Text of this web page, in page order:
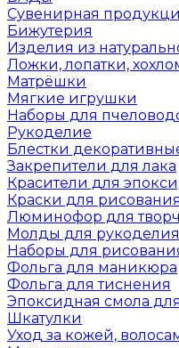
Сувенирная
Бижутерия
Изделия из
Ложки, лопатки,
Матрёшки
Мягкие игрушки
Наборы для
Рукоделие
Блестки
Закрепители для лака
Красители для
Краски для рисования
Люминофор для
Молды для рукоделия
Наборы для
Фольга для маникюра
Фольга для тиснения
Эпоксидная смола
Шкатулки
Уход за кожей,